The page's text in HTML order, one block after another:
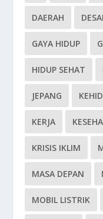
DAERAH
GAYA HIDUP
HIDUP SEHAT
JEPANG
KERJA
KRISIS IKLIM
MASA DEPAN
MOBIL LISTRIK